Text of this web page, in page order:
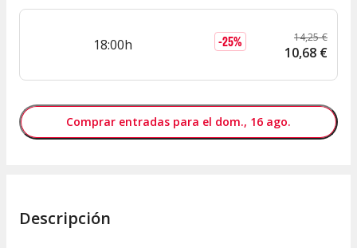
18:00h -25% 14,25 €
10,68 €
Comprar entradas para el dom., 16 ago.
Descripción